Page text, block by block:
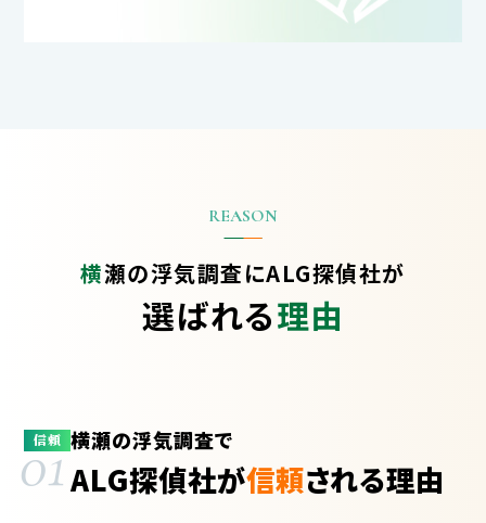
横瀬の浮気調査にALG探偵社が
選ばれる理由
信頼
01横瀬の浮気調査で
ALG探偵社が信頼される理由